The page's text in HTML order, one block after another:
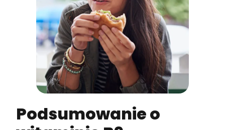
Podsumowanie o